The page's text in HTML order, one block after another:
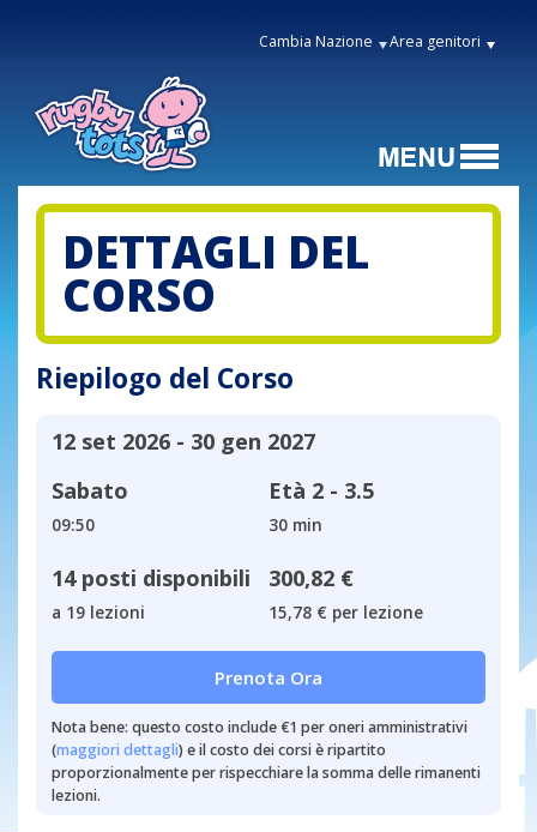
Cambia Nazione Area genitori
DETTAGLI DEL
CORSO
Riepilogo del Corso
12 set 2026 - 30 gen 2027
Sabato
09:50
Età 2 - 3.5
30 min
14 posti disponibili
a 19 lezioni
300,82 €
15,78 € per lezione
Prenota Ora
Nota bene: questo costo include €1 per oneri amministrativi
(maggiori dettagli) e il costo dei corsi è ripartito
proporzionalmente per rispecchiare la somma delle rimanenti
lezioni.